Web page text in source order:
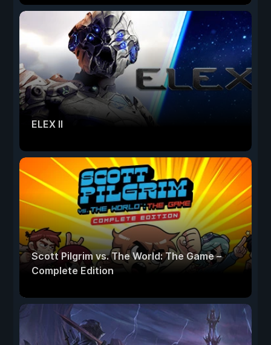
ELEX II
Scott Pilgrim vs. The World: The Game –
Complete Edition